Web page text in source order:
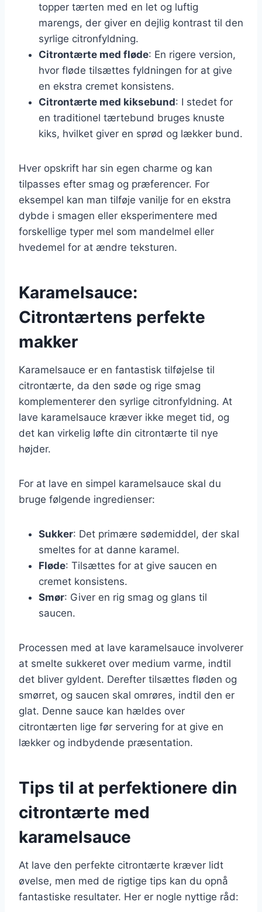
topper tærten med en let og luftig
marengs, der giver en dejlig kontrast til den
syrlige citronfyldning.
Citrontærte med fløde: En rigere version,
hvor fløde tilsættes fyldningen for at give
en ekstra cremet konsistens.
Citrontærte med kiksebund: I stedet for
en traditionel tærtebund bruges knuste
kiks, hvilket giver en sprød og lækker bund.
Hver opskrift har sin egen charme og kan
tilpasses efter smag og præferencer. For
eksempel kan man tilføje vanilje for en ekstra
dybde i smagen eller eksperimentere med
forskellige typer mel som mandelmel eller
hvedemel for at ændre teksturen.
Karamelsauce:
Citrontærtens perfekte
makker
Karamelsauce er en fantastisk tilføjelse til
citrontærte, da den søde og rige smag
komplementerer den syrlige citronfyldning. At
lave karamelsauce kræver ikke meget tid, og
det kan virkelig løfte din citrontærte til nye
højder.
For at lave en simpel karamelsauce skal du
bruge følgende ingredienser:
Sukker: Det primære sødemiddel, der skal
smeltes for at danne karamel.
Fløde: Tilsættes for at give saucen en
cremet konsistens.
Smør: Giver en rig smag og glans til
saucen.
Processen med at lave karamelsauce involverer
at smelte sukkeret over medium varme, indtil
det bliver gyldent. Derefter tilsættes fløden og
smørret, og saucen skal omrøres, indtil den er
glat. Denne sauce kan hældes over
citrontærten lige før servering for at give en
lækker og indbydende præsentation.
Tips til at perfektionere din
citrontærte med
karamelsauce
At lave den perfekte citrontærte kræver lidt
øvelse, men med de rigtige tips kan du opnå
fantastiske resultater. Her er nogle nyttige råd: